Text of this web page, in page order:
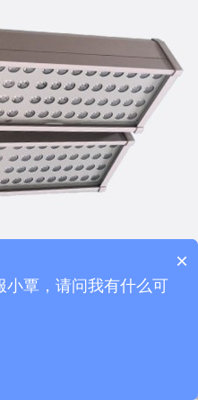
×
小覃，请问我有什么可